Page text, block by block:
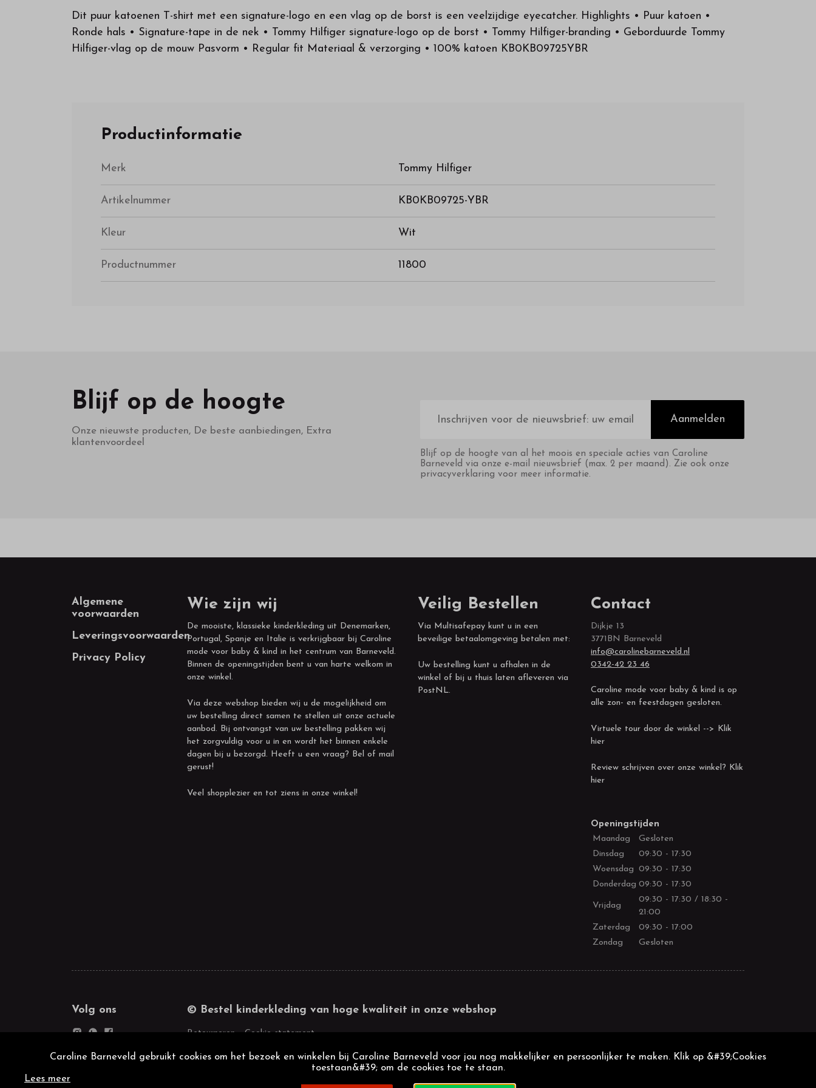
Dit puur katoenen T-shirt met een signature-logo en een vlag op de borst is een veelzijdige eyecatcher. Highlights • Puur katoen •
Ronde hals • Signature-tape in de nek • Tommy Hilfiger signature-logo op de borst • Tommy Hilfiger-branding • Geborduurde Tommy
Hilfiger-vlag op de mouw Pasvorm • Regular fit Materiaal & verzorging • 100% katoen KB0KB09725YBR
Productinformatie
Merk Tommy Hilfiger
Artikelnummer KB0KB09725-YBR
Kleur Wit
Productnummer 11800
Blijf op de hoogte
Onze nieuwste producten, De beste aanbiedingen, Extra
klantenvoordeel
mailadres
Aanmelden
Blijf op de hoogte van al het moois en speciale acties van Caroline
Barneveld via onze e-mail nieuwsbrief (max. 2 per maand). Zie ook onze
privacyverklaring voor meer informatie.
Footer
Algemene
voorwaarden
Leveringsvoorwaarden
Privacy Policy
Wie zijn wij
De mooiste, klassieke kinderkleding uit Denemarken,
Portugal, Spanje en Italie is verkrijgbaar bij Caroline
mode voor baby & kind in het centrum van Barneveld.
Binnen de openingstijden bent u van harte welkom in
onze winkel.
Via deze webshop bieden wij u de mogelijkheid om
uw bestelling direct samen te stellen uit onze actuele
aanbod. Bij ontvangst van uw bestelling pakken wij
het zorgvuldig voor u in en wordt het binnen enkele
dagen bij u bezorgd. Heeft u een vraag? Bel of mail
gerust!
Veel shopplezier en tot ziens in onze winkel!
Veilig Bestellen
Via Multisafepay kunt u in een
beveilige betaalomgeving betalen met:
Uw bestelling kunt u afhalen in de
winkel of bij u thuis laten afleveren via
PostNL.
Contact
Dijkje 13
3771BN Barneveld
info@carolinebarneveld.nl
0342-42 23 46
Caroline mode voor baby & kind is op
alle zon- en feestdagen gesloten.
Virtuele tour door de winkel --> Klik
hier
Review schrijven over onze winkel? Klik
hier
Openingstijden
Maandag
Gesloten
Dinsdag
09:30 - 17:30
Woensdag 09:30 - 17:30
Donderdag 09:30 - 17:30
Vrijdag
09:30 - 17:30 / 18:30 -
21:00
Zaterdag
09:30 - 17:00
Zondag
Gesloten
Volg ons © Bestel kinderkleding van hoge kwaliteit in onze webshop
Retourneren Cookie statement
Caroline Barneveld gebruikt cookies om het bezoek en winkelen bij Caroline Barneveld voor jou nog makkelijker en persoonlijker te maken. Klik op &#39;Cookies
toestaan&#39; om de cookies toe te staan.
Lees meer